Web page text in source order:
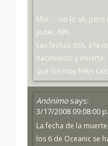
Moi: ... no lo sé,
joder, NPI.
Las fechas son, a la
nacimiento y
que los muy frikis
Anónimo says:
3/17/2008 09:08:00
La fecha de la
los 6 de Oceanic se